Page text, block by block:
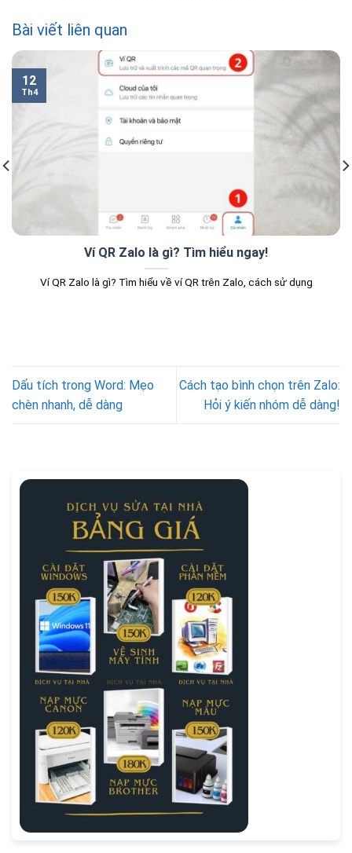
Bài viết liên quan
Ví QR Zalo là gì? Tìm hiểu ngay!
Ví QR Zalo là gì? Tìm hiểu về ví QR trên Zalo, cách sử dụng
12
Th4
Dấu tích trong Word: Mẹo
chèn nhanh, dễ dàng
Cách tạo bình chọn trên Zalo:
Hỏi ý kiến nhóm dễ dàng!